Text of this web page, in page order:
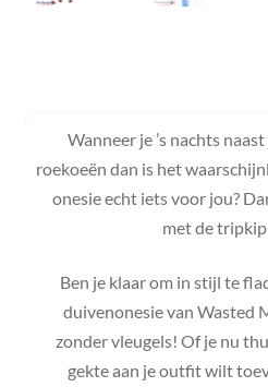
Wanneer je ’s nachts
roekoeën dan is het
onesie echt iets voor jou?
met de
Ben je klaar om in stijl te
duivenonesie van Wasted
zonder vleugels! Of je nu
gekte aan je outfit wilt